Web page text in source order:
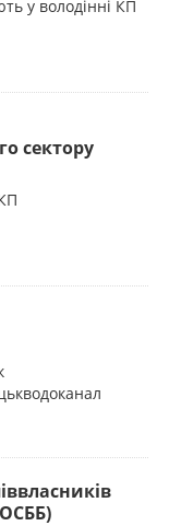
у володінні КП
сектору